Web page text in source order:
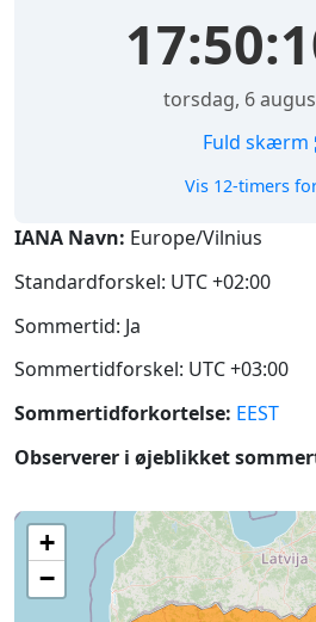
torsdag, 6
Fuld skærm
Vis 12-timers
IANA Navn: Europe/Vilnius
Standardforskel: UTC +02:00
Sommertid: Ja
Sommertidforskel: UTC +03:00
Sommertidforkortelse: EEST
Observerer i øjeblikket
+
−